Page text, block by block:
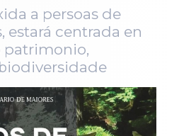
a persoas de
estará centrada en
patrimonio,